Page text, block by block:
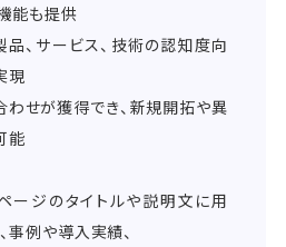
能も提供
品、サービス、技術の認知度向
現
わせが獲得でき、新規開拓や異
能
ージのタイトルや説明文に用
事例や導入実績、